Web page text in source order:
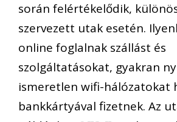
során felértékelődik,
szervezett utak esetén.
online foglalnak szállást és
szolgáltatásokat, gyakran
ismeretlen wifi-hálózatokat
bankkártyával fizetnek. Az